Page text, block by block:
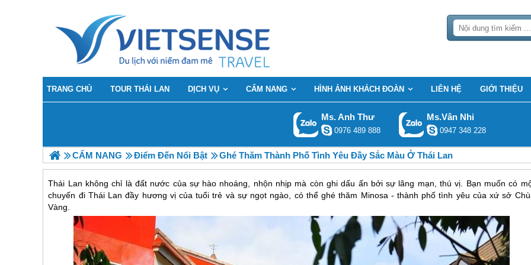
TRANG CHỦ TOUR THÁI LAN DỊCH VỤ CẨM NANG HÌNH ẢNH KHÁCH ĐOÀN LIÊN HỆ GIỚI THIỆU
Ms. Anh Thư
0976 489 888
Ms.Vân Nhi
0947 348 228
CẨM NANG Điểm Đến Nổi Bật Ghé Thăm Thành Phố Tình Yêu Đầy Sắc Màu Ở Thái Lan
Thái Lan không chỉ là đất nước của sự hào nhoáng, nhộn nhịp mà còn ghi dấu ấn bởi sự lãng mạn, thú vị. Bạn muốn có
chuyến đi Thái Lan đầy hương vị của tuổi trẻ và sự ngọt ngào, có thể ghé thăm Minosa - thành phố tình yêu của xứ sở
Vàng.